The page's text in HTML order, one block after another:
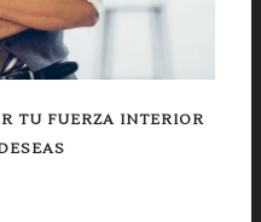
TU FUERZA INTERIOR